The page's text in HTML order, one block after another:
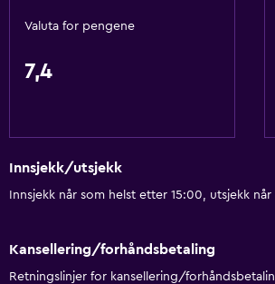
Valuta for pengene
7,4
Innsjekk/utsjekk
Innsjekk når som helst etter 15:00, utsjekk
Kansellering/forhåndsbetaling
Retningslinjer for kansellering/